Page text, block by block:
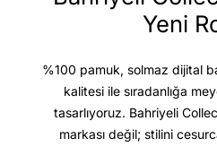
Yeni
%100 pamuk, solmaz dijital
kalitesi ile sıradanlığa
tasarlıyoruz. Bahriyeli
markası değil; stilini